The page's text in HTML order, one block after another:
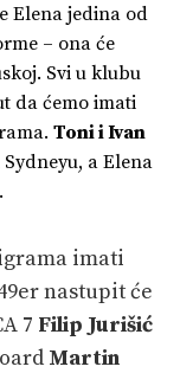
Elena jedina od
– ona će
Svi u klubu
da ćemo imati
Toni i Ivan
a Elena
imati
nastupit će
7 Filip Jurišić
Martin